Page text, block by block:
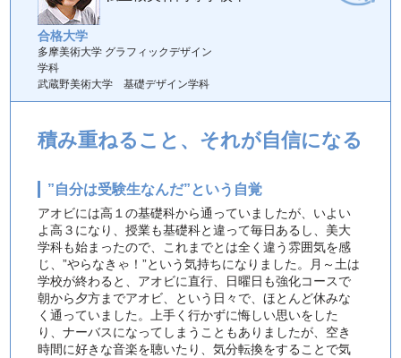
合格大学
多摩美術大学 グラフィックデザイン
学科
武蔵野美術大学 基礎デザイン学科
積み重ねること、それが自信になる
”自分は受験生なんだ”という自覚
アオビには高１の基礎科から通っていましたが、いよい
よ高３になり、授業も基礎科と違って毎日あるし、美大
学科も始まったので、これまでとは全く違う雰囲気を感
じ、”やらなきゃ！”という気持ちになりました。月～土は
学校が終わると、アオビに直行、日曜日も強化コースで
朝から夕方までアオビ、という日々で、ほとんど休みな
く通っていました。上手く行かずに悔しい思いをした
り、ナーバスになってしまうこともありましたが、空き
時間に好きな音楽を聴いたり、気分転換をすることで気